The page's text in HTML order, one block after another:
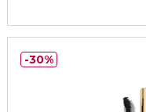
30%